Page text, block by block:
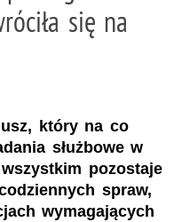
się na
który na co
służbowe w
pozostaje
spraw,
wymagających